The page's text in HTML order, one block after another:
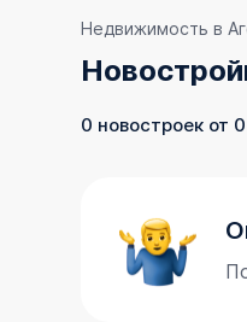
Недвижимость в
0 новостроек от